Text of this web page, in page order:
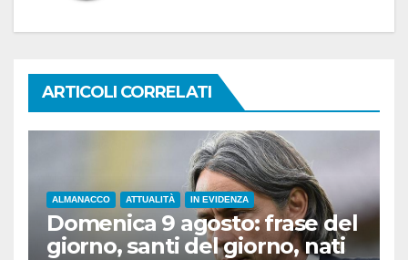
ARTICOLI CORRELATI
ALMANACCO ATTUALITÀ IN EVIDENZA
Domenica 9 agosto: frase del
giorno, santi del giorno, nati